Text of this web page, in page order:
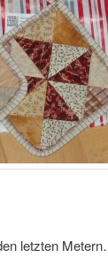
letzten